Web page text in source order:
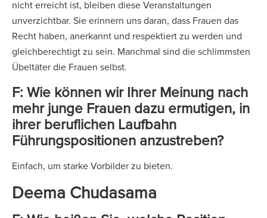
nicht erreicht ist, bleiben diese Veranstaltungen
unverzichtbar. Sie erinnern uns daran, dass Frauen das
Recht haben, anerkannt und respektiert zu werden und
gleichberechtigt zu sein. Manchmal sind die schlimmsten
Übeltäter die Frauen selbst.
F: Wie können wir Ihrer Meinung nach
mehr junge Frauen dazu ermutigen, in
ihrer beruflichen Laufbahn
Führungspositionen anzustreben?
Einfach, um starke Vorbilder zu bieten.
Deema Chudasama